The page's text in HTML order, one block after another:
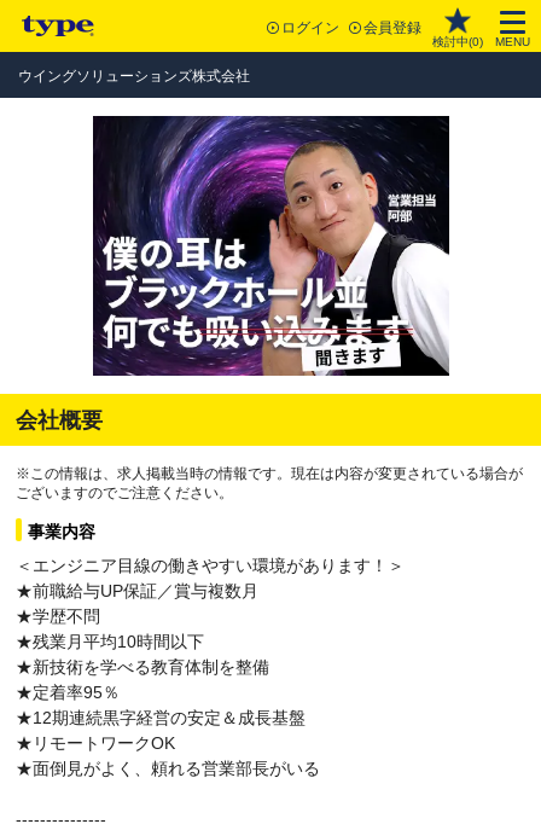
ログイン 会員登録
検討中(0) MENU
ウイングソリューションズ株式会社
会社概要
※この情報は、求人掲載当時の情報です。現在は内容が変更されている場合が
ございますのでご注意ください。
事業内容
＜エンジニア目線の働きやすい環境があります！＞
★前職給与UP保証／賞与複数月
★学歴不問
★残業月平均10時間以下
★新技術を学べる教育体制を整備
★定着率95％
★12期連続黒字経営の安定＆成長基盤
★リモートワークOK
★面倒見がよく、頼れる営業部長がいる
---------------